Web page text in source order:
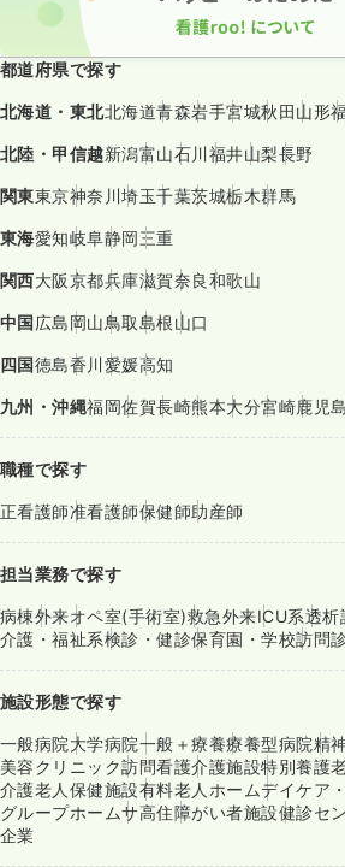
都道府県で探す
北海道・東北北海道青森岩手宮城秋田山形
北陸・甲信越新潟富山石川福井山梨長野
関東東京神奈川埼玉千葉茨城栃木群馬
東海愛知岐阜静岡三重
関西大阪京都兵庫滋賀奈良和歌山
中国広島岡山鳥取島根山口
四国徳島香川愛媛高知
九州・沖縄福岡佐賀長崎熊本大分宮崎鹿児島
職種で探す
正看護師准看護師保健師助産師
担当業務で探す
病棟外来オペ室(手術室)救急外来ICU系透析
介護・福祉系検診・健診保育園・学校訪問
施設形態で探す
一般病院大学病院一般＋療養療養型病院精
美容クリニック訪問看護介護施設特別養護
介護老人保健施設有料老人ホームデイケア
グループホームサ高住障がい者施設健診セ
企業